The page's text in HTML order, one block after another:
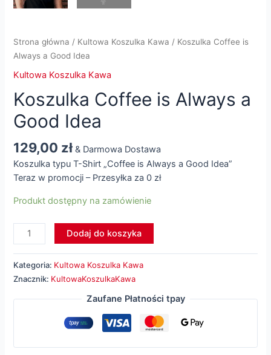
Strona główna / Kultowa Koszulka Kawa / Koszulka Coffee is
Always a Good Idea
Kultowa Koszulka Kawa
Koszulka Coffee is Always a
Good Idea
129,00 zł & Darmowa Dostawa
Koszulka typu T-Shirt „Coffee is Always a Good Idea”
Teraz w promocji – Przesyłka za 0 zł
Produkt dostępny na zamówienie
ilość
Koszulka
Coffee
is
Always
a
Dodaj do koszyka
Kategoria: Kultowa Koszulka Kawa
Znacznik: KultowaKoszulkaKawa
Zaufane Płatności tpay